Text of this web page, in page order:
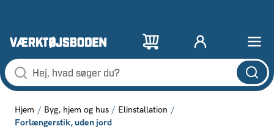
Hjem Byg, hjem og hus Elinstallation
Forlængerstik, uden jord